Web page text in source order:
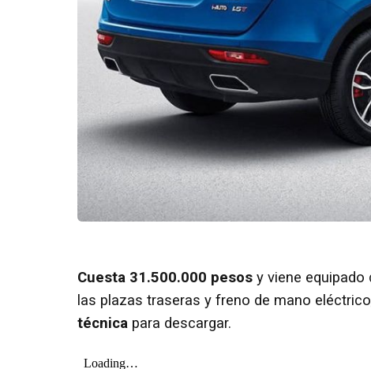
Cuesta 31.500.000 pesos y viene
las plazas traseras y freno de mano
técnica para descargar.